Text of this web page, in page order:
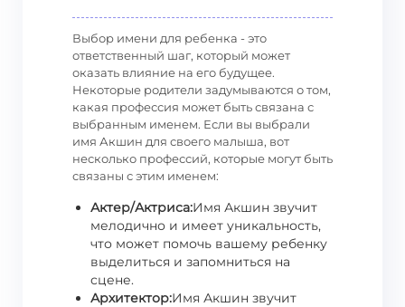
Выбор имени для ребенка - это
ответственный шаг, который может
оказать влияние на его будущее.
Некоторые родители задумываются о том,
какая профессия может быть связана с
выбранным именем. Если вы выбрали
имя Акшин для своего малыша, вот
несколько профессий, которые могут быть
связаны с этим именем:
Актер/Актриса:Имя Акшин звучит
мелодично и имеет уникальность,
что может помочь вашему ребенку
выделиться и запомниться на
сцене.
Архитектор:Имя Акшин звучит